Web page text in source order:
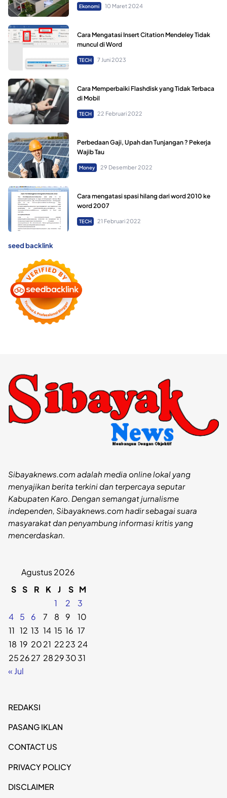
Ekonomi 10 Maret 2024
Cara Mengatasi Insert Citation Mendeley Tidak
muncul di Word
TECH 7 Juni 2023
Cara Memperbaiki Flashdisk yang Tidak Terbaca
di Mobil
TECH 22 Februari 2022
Perbedaan Gaji, Upah dan Tunjangan ? Pekerja
Wajib Tau
Money 29 Desember 2022
Cara mengatasi spasi hilang dari word 2010 ke
word 2007
TECH 21 Februari 2022
seed backlink
Sibayaknews.com adalah media online lokal yang
menyajikan berita terkini dan terpercaya seputar
Kabupaten Karo. Dengan semangat jurnalisme
independen, Sibayaknews.com hadir sebagai suara
masyarakat dan penyambung informasi kritis yang
mencerdaskan.
Agustus 2026
S S R K J S M
1
2
3
4
5 6 7 8 9
10
11 12 13 14 15 16 17
18 19 2021 2223 24
252627 28293031
« Jul
REDAKSI
PASANG IKLAN
CONTACT US
PRIVACY POLICY
DISCLAIMER